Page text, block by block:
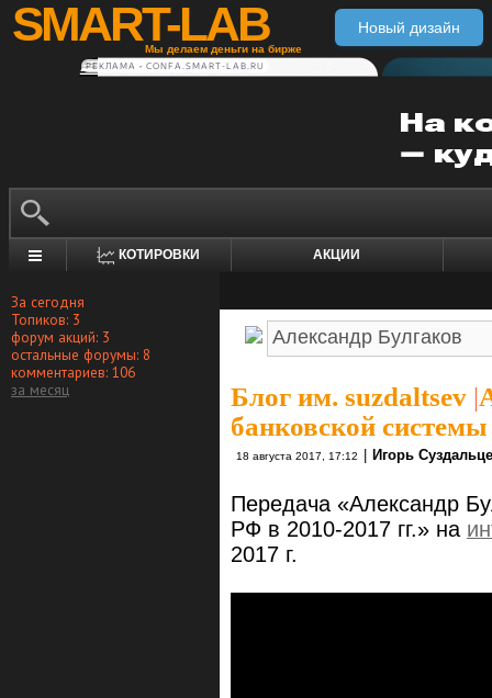
SMART-LAB
Мы делаем деньги на бирже
Новый дизайн
РЕКЛАМА • CONFA.SMART-LAB.RU
КОТИРОВКИ АКЦИИ
За сегодня
Топиков: 3
форум акций: 3
остальные форумы: 8
комментариев: 106
за месяц
Блог им. suzdaltsev |
банковской
18 августа 2017, 17:12 Игорь
Передача «Александр
РФ в 2010-2017 гг.» на
2017 г.